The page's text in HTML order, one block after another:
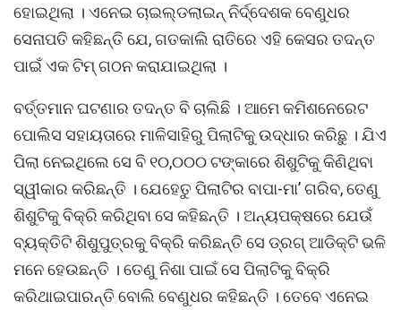
ହୋଇଥିଲା । ଏନେଇ ଚାଇଲ୍ଡଲାଇନ୍ ନିର୍ଦ୍ଦେଶକ ବେଣୁଧର
ସେନାପତି କହିଛନ୍ତି ଯେ, ଗତକାଲି ରାତିରେ ଏହି କେସର ତଦନ୍ତ
ପାଇଁ ଏକ ଟିମ୍ ଗଠନ କରାଯାଇଥିଲା ।
ବର୍ତ୍ତମାନ ଘଟଣାର ତଦନ୍ତ ବି ଚାଲିଛି । ଆମେ କମିଶନେରେଟ
ପୋଲିସ ସହାୟତାରେ ମାଳିସାହିରୁ ପିଲାଟିକୁ ଉଦ୍ଧାର କରିଛୁ । ଯିଏ
ପିଲା ନେଇଥିଲେ ସେ ବି ୧୦,୦୦୦ ଟଙ୍କାରେ ଶିଶୁଟିକୁ କିଣିଥିବା
ସ୍ୱୀକାର କରିଛନ୍ତି । ଯେହେତୁ ପିଲାଟିର ବାପା-ମା’ ଗରିବ, ତେଣୁ
ଶିଶୁଟିକୁ ବିକ୍ରି କରିଥିବା ସେ କହିଛନ୍ତି । ଅନ୍ୟପକ୍ଷରେ ଯେଉଁ
ବ୍ୟକ୍ତିଟି ଶିଶୁପୁତ୍ରକୁ ବିକ୍ରି କରିଛନ୍ତି ସେ ଡ୍ରଗ୍ ଆଡିକ୍ଟି ଭଳି
ମନେ ହେଉଛନ୍ତି । ତେଣୁ ନିଶା ପାଇଁ ସେ ପିଲାଟିକୁ ବିକ୍ରି
କରିଥାଇପାରନ୍ତି ବୋଲି ବେଣୁଧର କହିଛନ୍ତି । ତେବେ ଏନେଇ